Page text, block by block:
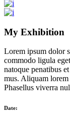
My Exhibition
Lorem ipsum dolor
commodo ligula
natoque penatibus
mus. Aliquam
Phasellus viverra
Date: